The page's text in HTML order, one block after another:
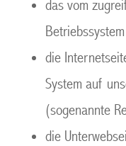
das vom
Betriebssystem
die
System auf
(sogenannte
die